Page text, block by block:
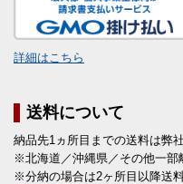
詳細はこちら
送料について
納品先1ヵ所目までの送料は弊
※北海道／沖縄県／その他一部
※分納の場合は2ヶ所目以降送